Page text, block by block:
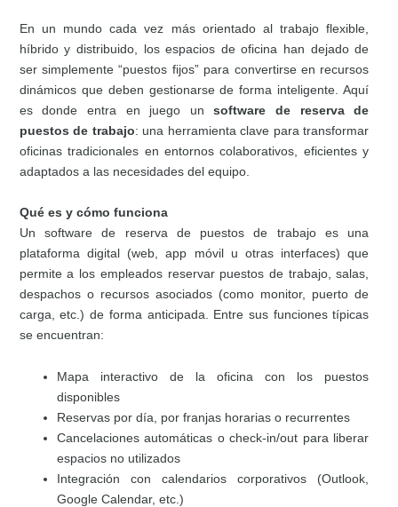
En un mundo cada vez más orientado al trabajo flexible,
híbrido y distribuido, los espacios de oficina han dejado de
ser simplemente “puestos fijos” para convertirse en recursos
dinámicos que deben gestionarse de forma inteligente. Aquí
es donde entra en juego unsoftware de reserva de
puestos de trabajo: una herramienta clave para transformar
oficinas tradicionales en entornos colaborativos, eficientes y
adaptados a las necesidades del equipo.
Qué es y cómo funciona
Un software de reserva de puestos de trabajo es una
plataforma digital (web, app móvil u otras interfaces) que
permite a los empleados reservar puestos de trabajo, salas,
despachos o recursos asociados (como monitor, puerto de
carga, etc.) de forma anticipada. Entre sus funciones típicas
se encuentran:
Mapa interactivo de la oficina con los puestos
disponibles
Reservas por día, por franjas horarias o recurrentes
Cancelaciones automáticas o check‑in/out para liberar
espacios no utilizados
Integración con calendarios corporativos (Outlook,
Google Calendar, etc.)